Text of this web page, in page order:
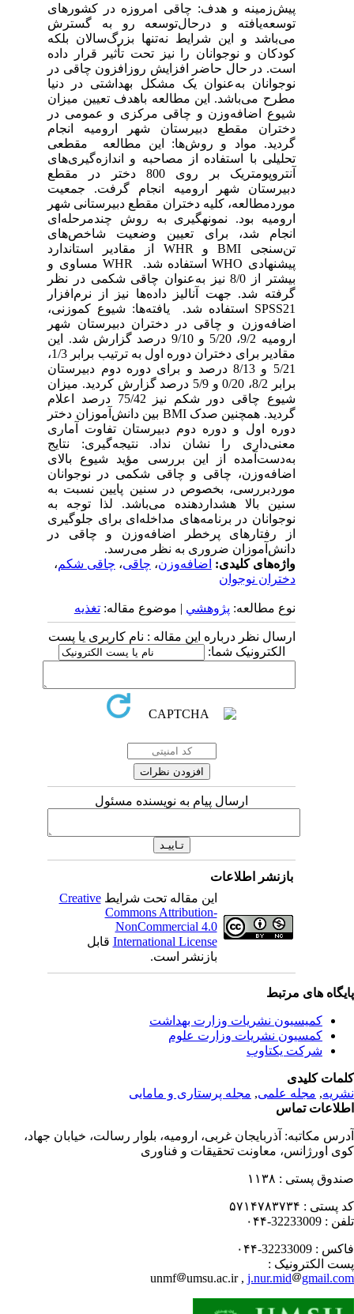
پیش‌زمینه و هدف: چاقی امروزه در کشورهای
توسعه‌یافته و درحال‌توسعه رو به گسترش
می‌باشد و این شرایط نه‌تنها بزرگ‌سالان بلکه
کودکان و نوجوانان را نیز تحت تأثیر قرار داده
است. در حال حاضر افزایش روزافزون چاقی در
نوجوانان به‌عنوان یک مشکل بهداشتی در دنیا
مطرح می‌باشد. این مطالعه باهدف تعیین میزان
شیوع اضافه‌وزن و چاقی مرکزی و عمومی در
دختران مقطع دبیرستان شهر ارومیه انجام
گردید. مواد و روش‌ها: این مطالعه مقطعی
تحلیلی با استفاده از مصاحبه و اندازه‌گیری‌های
آنتروپومتریک بر روی 800 دختر در مقطع
دبیرستان شهر ارومیه انجام گرفت. جمعیت
موردمطالعه، کلیه دختران مقطع دبیرستانی شهر
ارومیه بود. نمونه‎گیری به روش چندمرحله‌ای
انجام شد، برای تعیین وضعیت شاخص‌های
تن‌سنجی BMI و WHR از مقادیر استاندارد
پیشنهادی WHO استفاده شد. WHR مساوی و
بیشتر از 8/0 نیز به‌عنوان چاقی شکمی در نظر
گرفته شد. جهت آنالیز داده‌ها نیز از نرم‌افزار
SPSS21 استفاده شد. یافته‌ها: شیوع کم‎وزنی،
اضافه‌وزن و چاقی در دختران دبیرستان شهر
ارومیه 9/2، 5/20 و 9/10 درصد گزارش شد. این
مقادیر برای دختران دوره اول به ترتیب برابر 1/3،
5/21 و 8/13 درصد و برای دوره دوم دبیرستان
برابر 8/2، 0/20 و 5/9 درصد گزارش کردید. میزان
شیوع چاقی دور شکم نیز 75/42 درصد اعلام
گردید. همچنین صدک BMI بین دانش‌آموزان دختر
دوره اول و دوره دوم دبیرستان تفاوت آماری
معنی‌داری را نشان نداد. نتیجه‌گیری: نتایج
به‌دست‌آمده از این بررسی مؤید شیوع بالای
اضافه‌وزن، چاقی و چاقی شکمی در نوجوانان
موردبررسی، بخصوص در سنین پایین نسبت به
سنین بالا هشداردهنده می‌باشد. لذا توجه به
نوجوانان در برنامه‌های مداخله‌ای برای جلوگیری
از رفتارهای پرخطر اضافه‌وزن و چاقی در
دانش‌آموزان ضروری به نظر می‌رسد.
واژه‌های کلیدی:اضافه‌وزن ،چاقی،چاقی شکم،
دختران نوجوان
نوع مطالعه:پژوهشي| موضوع مقاله:تغذیه
ارسال نظر درباره این مقاله : نام کاربری یا پست
الکترونیک شما:
ارسال پیام به نویسنده مسئول
بازنشر اطلاعات
این مقاله تحت شرایطCreative
Commons Attribution-
NonCommercial 4.0
International Licenseقابل
بازنشر است.
های مرتبط
کمیسیون نشریات وزارت بهداشت
کمسیون نشریات وزارت علوم
شرکت یکتاوب
کلیدی
,مجله علمی, مجله پرستاری و مامایی
تماس
مکاتبه:آذربایجان غربی، ارومیه، بلوار رسالت، خیابان جهاد،
اورژانس، معاونت تحقیقات و فناوری
پستی : ۱۱۳۸
پستی : ۵۷۱۴۷۸۳۷۳۴
: 32233009-۰۴۴
: 32233009-۰۴۴
الکترونیک :
unmf
umsu.ac.ir ,j.nur.mid